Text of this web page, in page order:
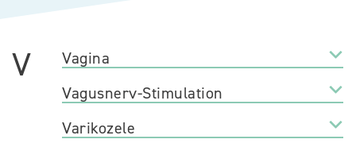
V
Vagina
Vagusnerv-Stimulation
Varikozele